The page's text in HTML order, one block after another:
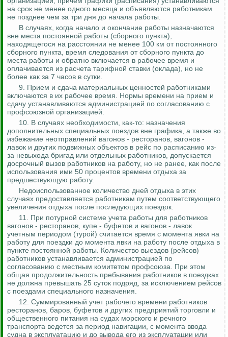
на срок не менее одного месяца и объявляются работникам
не позднее чем за три дня до начала работы.
В случаях, когда начало и окончание работы назначаются
вне места постоянной работы (сборного пункта),
находящегося на расстоянии не менее 100 км от постоянного
сборного пункта, время следования от сборного пункта до
места работы и обратно включается в рабочее время и
оплачивается из расчета тарифной ставки (оклада), но не
более как за 7 часов в сутки.
9. Прием и сдача материальных ценностей работниками
включаются в их рабочее время. Нормы времени на прием и
сдачу устанавливаются администрацией по согласованию с
профсоюзной организацией.
10. В случаях необходимости, как-то: назначения
дополнительных специальных поездов вне графика, а также во
избежание неотправлений вагонов - ресторанов, вагонов -
лавок и других подвижных объектов в рейс по расписанию из-
за невыхода бригад или отдельных работников, допускается
досрочный вызов работников на работу, но не ранее, как после
использования ими 50 процентов времени отдыха за
предшествующую работу.
Недоиспользованное количество дней отдыха в этих
случаях предоставляется работникам путем соответствующего
увеличения отдыха после последующих поездок.
11. При потурной системе учета работы для работников
вагонов - ресторанов, купе - буфетов и вагонов - лавок
учетным периодом (турой) считается время с момента явки на
работу для поездки до момента явки на работу после отдыха в
пункте постоянной работы. Количество выездов (рейсов)
работников устанавливается администрацией по
согласованию с местным комитетом профсоюза. При этом
общая продолжительность пребывания работников в поездках
не должна превышать 25 суток подряд, за исключением рейсов
с поездами специального назначения.
12. Суммированный учет рабочего времени работников
ресторанов, баров, буфетов и других предприятий торговли и
общественного питания на судах морского и речного
транспорта ведется за период навигации, с момента ввода
судна в эксплуатацию и до вывода его из эксплуатации или